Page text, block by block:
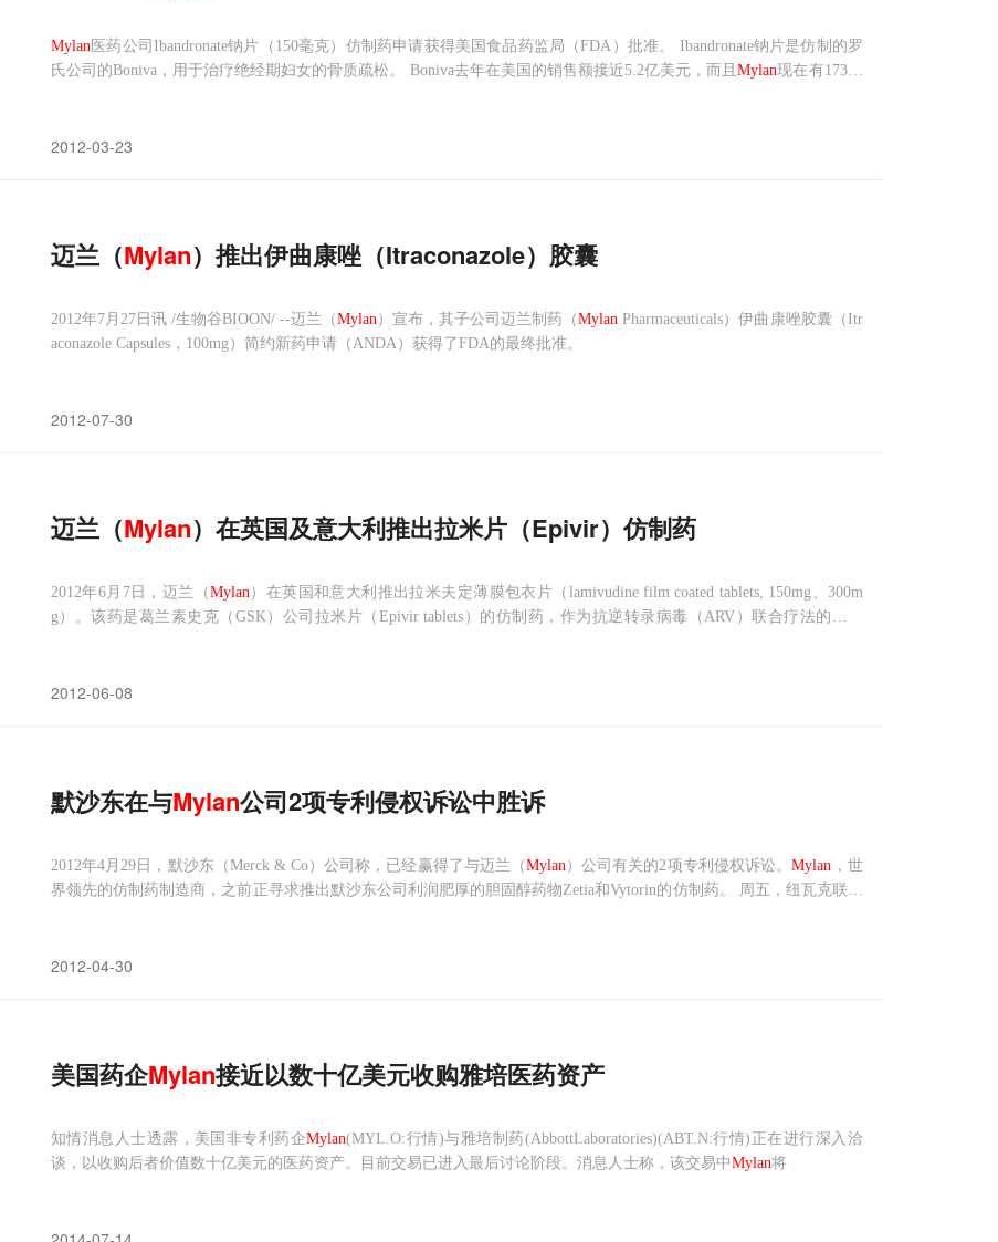
Mylan 医药公司Ibandronate钠片（150毫克）仿制药申请获得美国食品药监局（FDA）批准。 Ibandronate钠片是仿制的罗
氏公司的Boniva，用于治疗绝经期妇女的骨质疏松。 Boniva去年在美国的销售额接近5.2亿美元，而且 Mylan现在有173个
2012-03-23
迈兰（Mylan）推出伊曲康唑（Itraconazole）胶囊
2012年7月27日讯 /生物谷BIOON/ --迈兰（Mylan）宣布，其子公司迈兰制药（Mylan Pharmaceuticals）伊曲康唑胶囊（Itr
aconazole Capsules，100mg）简约新药申请（ANDA）获得了FDA的最终批准。
2012-07-30
迈兰（Mylan）在英国及意大利推出拉米片（Epivir）仿制药
2012年6月7日，迈兰（Mylan）在英国和意大利推出拉米夫定薄膜包衣片（lamivudine film coated tablets, 150mg、300m
g）。该药是葛兰素史克（GSK）公司拉米片（Epivir tablets）的仿制药，作为抗逆转录病毒（ARV）联合疗法的一部
2012-06-08
默沙东在与Mylan公司2项专利侵权诉讼中胜诉
2012年4月29日，默沙东（Merck & Co）公司称，已经赢得了与迈兰（Mylan）公司有关的2项专利侵权诉讼。 Mylan ，世
界领先的仿制药制造商，之前正寻求推出默沙东公司利润肥厚的胆固醇药物Zetia和Vytorin的仿制药。 周五，纽瓦克联邦
2012-04-30
美国药企Mylan接近以数十亿美元收购雅培医药资产
知情消息人士透露，美国非专利药企Mylan(MYL.O:行情)与雅培制药(AbbottLaboratories)(ABT.N:行情)正在进行深入洽
谈，以收购后者价值数十亿美元的医药资产。目前交易已进入最后讨论阶段。消息人士称，该交易中Mylan将